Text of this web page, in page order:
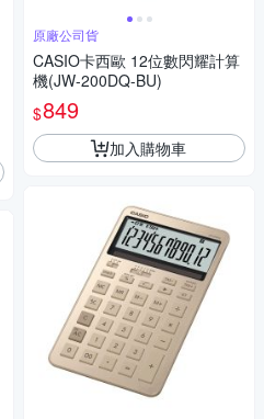
原廠公司貨
CASIO卡西歐 12位數閃耀計算
機(JW-200DQ-BU)
$849
加入購物車